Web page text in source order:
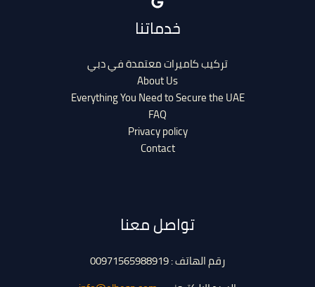
خدماتنا
تركيب كاميرات معتمدة في دبي
About Us
Everything You Need to Secure the UAE
FAQ
Privacy policy
Contact
تواصل معنا
رقم الهاتف : 00971565988919